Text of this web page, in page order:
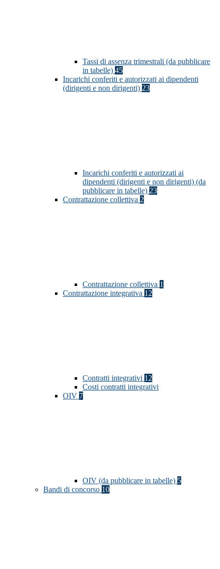
Tassi di assenza trimestrali (da pubblicare
in tabelle) 45
Incarichi conferiti e autorizzati ai dipendenti
(dirigenti e non dirigenti) 23
Incarichi conferiti e autorizzati ai
dipendenti (dirigenti e non dirigenti) (da
pubblicare in tabelle) 23
Contrattazione collettiva 2
Contrattazione collettiva 1
Contrattazione integrativa 12
Contratti integrativi 12
Costi contratti integrativi
OIV 7
OIV (da pubblicare in tabelle) 5
Bandi di concorso 10